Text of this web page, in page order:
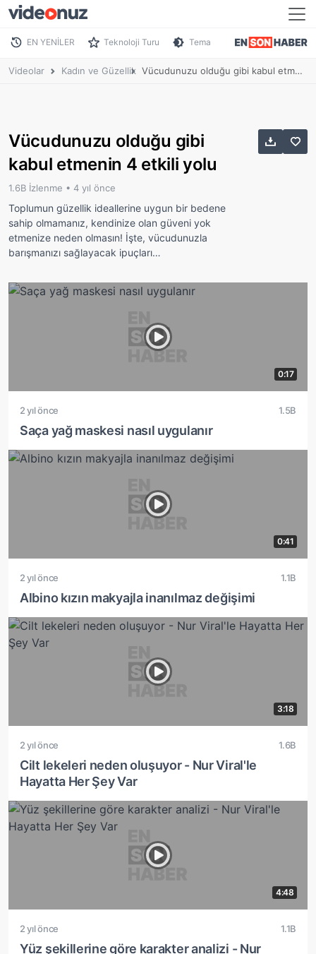
EN YENİLER Teknoloji Turu Tema
Videolar Kadın ve Güzellik Vücudunuzu olduğu gibi kabul etmenin 4 etkili yolu
Vücudunuzu olduğu gibi
kabul etmenin 4 etkili yolu
1.6B İzlenme • 4 yıl önce
Toplumun güzellik ideallerine uygun bir bedene
sahip olmamanız, kendinize olan güveni yok
etmenize neden olmasın! İşte, vücudunuzla
barışmanızı sağlayacak ipuçları…
0:17
2 yıl önce 1.5B
Saça yağ maskesi nasıl uygulanır
0:41
2 yıl önce 1.1B
Albino kızın makyajla inanılmaz değişimi
3:18
2 yıl önce 1.6B
Cilt lekeleri neden oluşuyor - Nur Viral'le
Hayatta Her Şey Var
4:48
2 yıl önce 1.1B
Yüz şekillerine göre karakter analizi - Nur